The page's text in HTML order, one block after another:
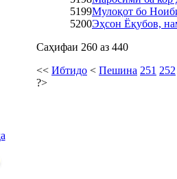
5199Мулоқот бо
5200Эҳсон Ёқубов,
Саҳифаи 260 аз 440
<< Ибтидо < Пешина 251 252
?>